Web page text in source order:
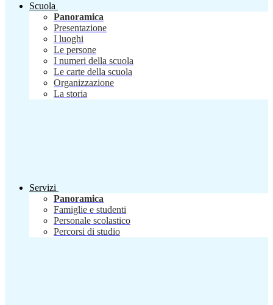
Scuola
Panoramica
Presentazione
I luoghi
Le persone
I numeri della scuola
Le carte della scuola
Organizzazione
La storia
Servizi
Panoramica
Famiglie e studenti
Personale scolastico
Percorsi di studio